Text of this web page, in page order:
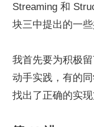
Streaming 和
块三中提出的一
我首先要为积极
动手实践，有的
找出了正确的实